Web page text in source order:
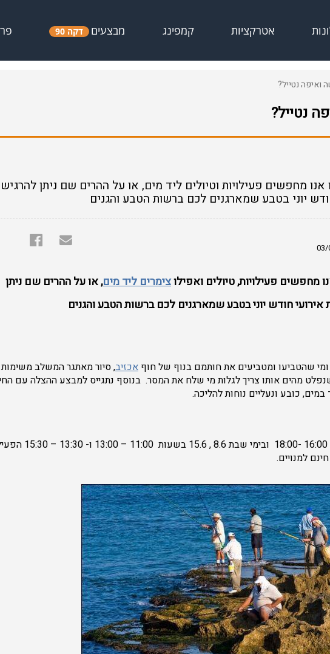
אטרקציות קמפינג מבצעים דקה 90
ואיפה נטייל?
נטייל?
מחפשים פעילויות וטיולים ליד מים, או על ההרים שם ניתן
יוני בטבע שמארגנים לכם ברשות הטבע והגנים
מחפשים פעילויות, טיולים ואפילוצימרים ליד מים, או על ההרים שם ניתן
חודש יוני בטבע שמארגנים לכם ברשות הטבע והגנים
שהטביעו ומטביעים את חותמם בנוף של חוף אכזיב, סיור מאתגר המשלב משימות
מהים אותו צריך לגלות מי שלח את המסר. בנוסף נתגייס למבצע ההצלה עם
כובע ונעליים נוחות להליכה.
מתי: ימי שישי 7.6 , 14.6 בשעה 16:00 -18:00 ובימי שבת 8.6 ,
למנויים.